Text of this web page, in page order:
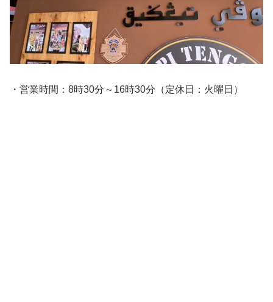
・営業時間：8時30分～16時30分（定休日：火曜日）